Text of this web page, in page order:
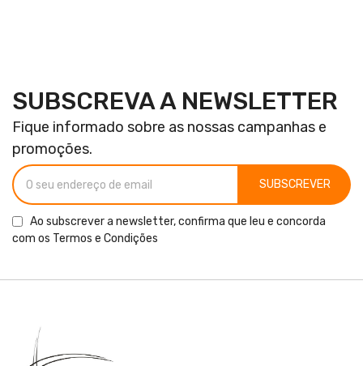
SUBSCREVA A NEWSLETTER
Fique informado sobre as nossas campanhas e
promoções.
SUBSCREVER
Ao subscrever a newsletter, confirma que leu e concorda
com os Termos e Condições